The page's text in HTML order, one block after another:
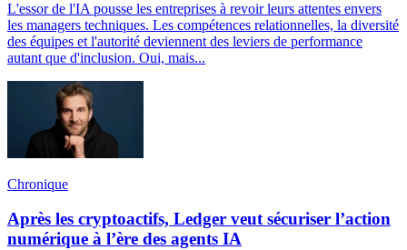
L'essor de l'IA pousse les entreprises à revoir leurs attentes envers
les managers techniques. Les compétences relationnelles, la diversité
des équipes et l'autorité deviennent des leviers de performance
autant que d'inclusion. Oui, mais...
Chronique
Après les cryptoactifs, Ledger veut sécuriser l’action
numérique à l’ère des agents IA